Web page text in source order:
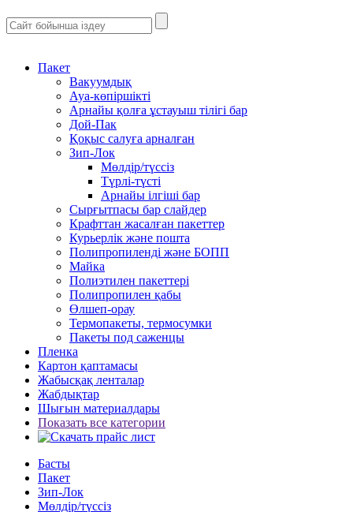
Пакет
Вакуумдық
Ауа-көпіршікті
Арнайы қолға ұстауыш тілігі бар
Дой-Пак
Қоқыс салуға арналған
Зип-Лок
Мөлдір/түссіз
Түрлі-түсті
Арнайы ілгіші бар
Сырғытпасы бар слайдер
Крафттан жасалған пакеттер
Курьерлік және пошта
Полипропиленді және БОПП
Майка
Полиэтилен пакеттері
Полипропилен қабы
Өлшеп-орау
Термопакеты, термосумки
Пакеты под саженцы
Пленка
Картон қаптамасы
Жабысқақ ленталар
Жабдықтар
Шығын материалдары
Показать все категории
Басты
Пакет
Зип-Лок
Мөлдір/түссіз